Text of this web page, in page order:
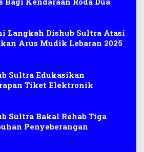
Langkah Dishub Sultra Atasi
Arus Mudik Lebaran 2025
Sultra Edukasikan
Tiket Elektronik
Sultra Bakal Rehab Tiga
Penyeberangan